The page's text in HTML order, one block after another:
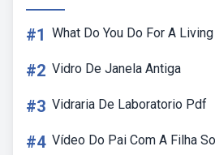
#1 What Do You Do For A
#2 Vidro De Janela Antiga
#3 Vidraria De Laboratorio Pdf
#4 Vídeo Do Pai Com A Filha